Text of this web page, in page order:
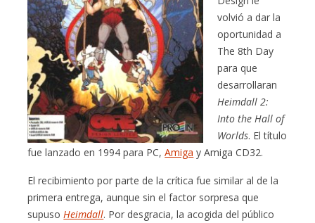
volvió a dar la
oportunidad a
The 8th Day
para que
desarrollaran
Heimdall 2:
Into the Hall of
Worlds. El título
fue lanzado en 1994 para PC,Amiga y Amiga CD32.
El recibimiento por parte de la crítica fue similar al de la
primera entrega, aunque sin el factor sorpresa que
supuso Heimdall. Por desgracia, la acogida del público